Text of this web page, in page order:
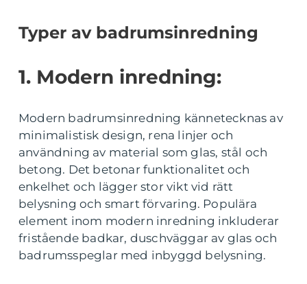
Typer av badrumsinredning
1. Modern inredning:
Modern badrumsinredning kännetecknas av
minimalistisk design, rena linjer och
användning av material som glas, stål och
betong. Det betonar funktionalitet och
enkelhet och lägger stor vikt vid rätt
belysning och smart förvaring. Populära
element inom modern inredning inkluderar
fristående badkar, duschväggar av glas och
badrumsspeglar med inbyggd belysning.